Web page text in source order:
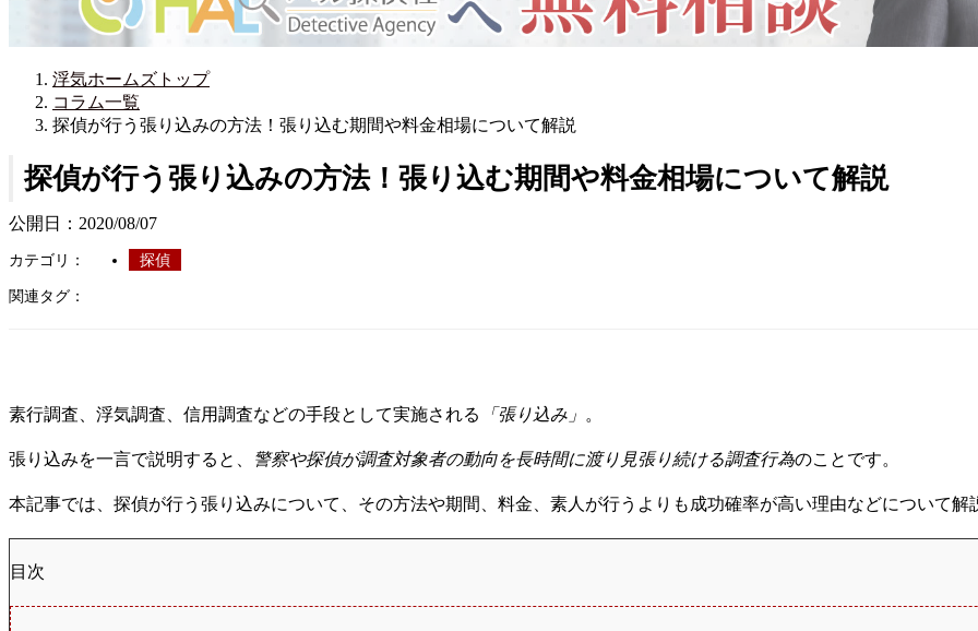
浮気ホームズトップ
コラム一覧
探偵が行う張り込みの方法！張り込む期間や料金相場について解説
探偵が行う張り込みの方法！張り込む期間や料金相場について解説
公開日： 2020/08/07
カテゴリ： 探偵
関連タグ：
素行調査、浮気調査、信用調査などの手段として実施される 「張り込み」 。
張り込みを一言で説明すると、 警察や探偵が調査対象者の動向を長時間に渡り見張り続ける調査行為のことです。
本記事では、探偵が行う張り込みについて、その方法や期間、料金、素人が行うよりも成功確率が高い理由などについて解
目次